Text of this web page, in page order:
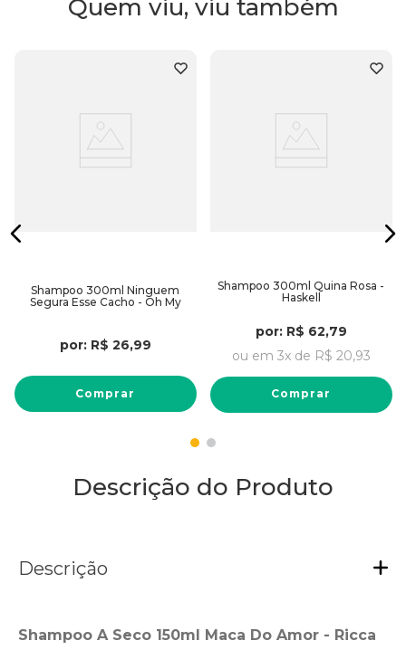
Quem viu, viu também
Shampoo 300ml Ninguem
Segura Esse Cacho - Oh My
por: R$ 26,99
Comprar
Shampoo 300ml Quina Rosa -
Haskell
por: R$ 62,79
ou em 3x de R$ 20,93
Comprar
Descrição do Produto
Descrição
Shampoo A Seco 150ml Maca Do Amor - Ricca